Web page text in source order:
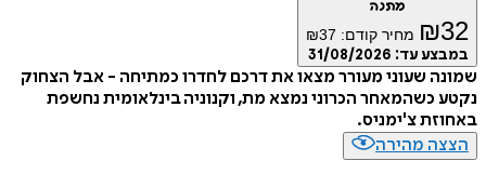
₪ מחיר קודם: ₪37
עד:31/08/2026
שעוני מעורר מצאו את דרכם לחדרו כמתיחה - אבל הצחוק
כשהמאחר הכרוני נמצא מת, וקנוניה בינלאומית נחשפת
צ'ימניס.
מהירה